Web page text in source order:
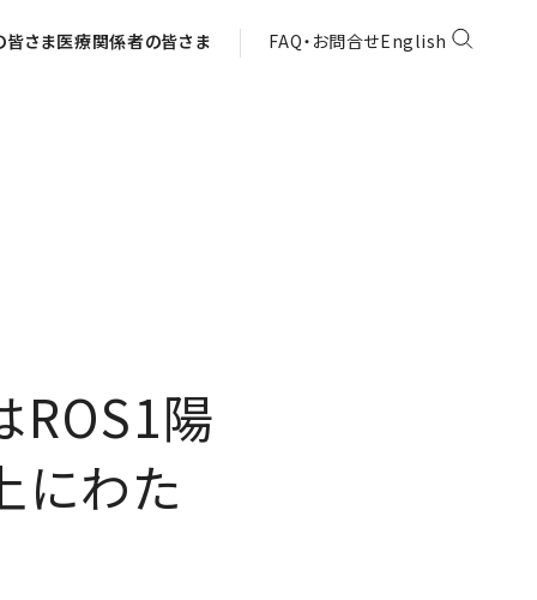
皆さま医療関係者の皆さま FAQ・お問合せEnglish
陽
にわた